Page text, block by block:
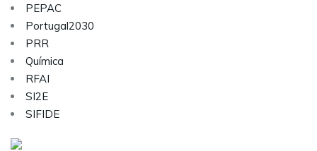
PEPAC
Portugal2030
PRR
Química
RFAI
SI2E
SIFIDE